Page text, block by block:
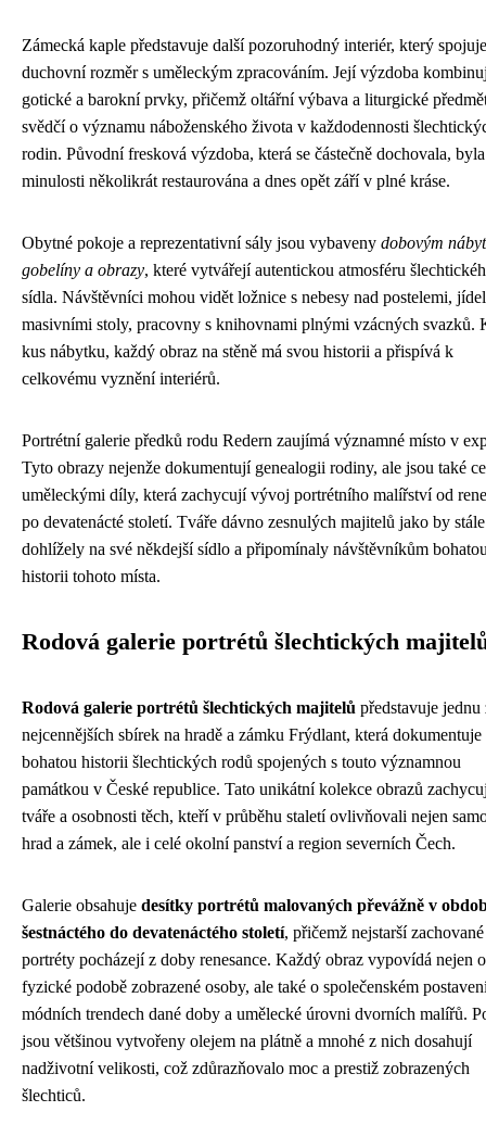
Zámecká kaple představuje další pozoruhodný interiér, který spojuje
duchovní rozměr s uměleckým zpracováním. Její výzdoba
gotické a barokní prvky, přičemž oltářní výbava a liturgické
svědčí o významu náboženského života v každodennosti
rodin. Původní fresková výzdoba, která se částečně dochovala,
minulosti několikrát restaurována a dnes opět září v plné kráse.
Obytné pokoje a reprezentativní sály jsou vybaveny dobovým
gobelíny a obrazy, které vytvářejí autentickou atmosféru
sídla. Návštěvníci mohou vidět ložnice s nebesy nad postelemi,
masivními stoly, pracovny s knihovnami plnými vzácných svazků.
kus nábytku, každý obraz na stěně má svou historii a přispívá k
celkovému vyznění interiérů.
Portrétní galerie předků rodu Redern zaujímá významné místo v
Tyto obrazy nejenže dokumentují genealogii rodiny, ale jsou také
uměleckými díly, která zachycují vývoj portrétního malířství od
po devatenácté století. Tváře dávno zesnulých majitelů jako by stále
dohlížely na své někdejší sídlo a připomínaly návštěvníkům
historii tohoto místa.
Rodová galerie portrétů šlechtických
Rodová galerie portrétů šlechtických majitelů představuje jednu
nejcennějších sbírek na hradě a zámku Frýdlant, která dokumentuje
bohatou historii šlechtických rodů spojených s touto významnou
památkou v České republice. Tato unikátní kolekce obrazů
tváře a osobnosti těch, kteří v průběhu staletí ovlivňovali nejen
hrad a zámek, ale i celé okolní panství a region severních Čech.
Galerie obsahuje desítky portrétů malovaných převážně v
šestnáctého do devatenáctého století, přičemž nejstarší zachované
portréty pocházejí z doby renesance. Každý obraz vypovídá nejen o
fyzické podobě zobrazené osoby, ale také o společenském
módních trendech dané doby a umělecké úrovni dvorních malířů.
jsou většinou vytvořeny olejem na plátně a mnohé z nich dosahují
nadživotní velikosti, což zdůrazňovalo moc a prestiž zobrazených
šlechticů.